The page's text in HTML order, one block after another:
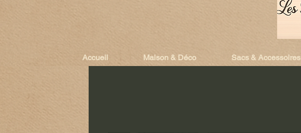
Accueil Maison & Déco Sacs & Accessoires